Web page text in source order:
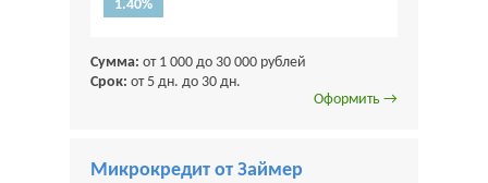
1.40%
Сумма: от 1 000 до 30 000 рублей
Срок: от 5 дн. до 30 дн.
Оформить →
Микрокредит от Займер